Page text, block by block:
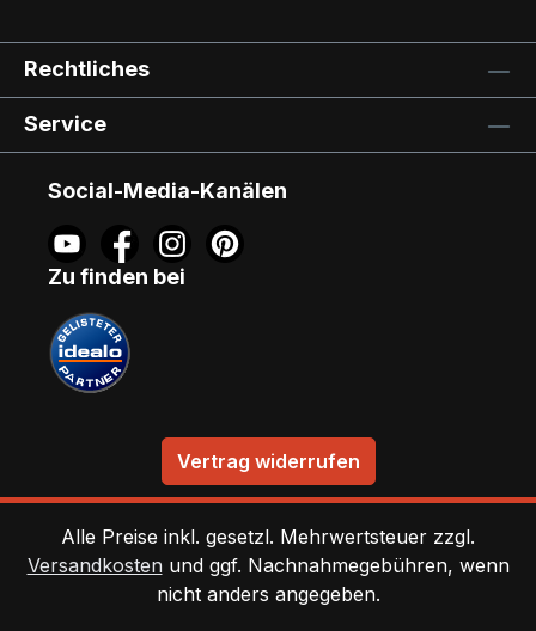
Rechtliches
Service
Social-Media-Kanälen
Zu finden bei
Vertrag widerrufen
Alle Preise inkl. gesetzl. Mehrwertsteuer zzgl.
Versandkosten und ggf. Nachnahmegebühren, wenn
nicht anders angegeben.